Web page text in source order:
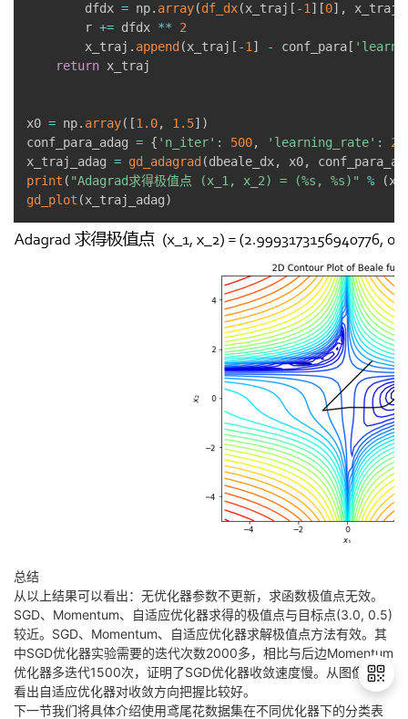
        dfdx
= np. array(df_dx(x_traj [ -1 ] [0] , x_traj
        r
+= dfdx **
2
        x_traj
. append (x_traj [ -1 ] - conf_para [
return x_traj
x0 = np. array( [1.0, 1.5] )
conf_para_adag = { 'n_iter' : 500, 'learning_rate' : 2
x_traj_adag = gd_adagrad (dbeale_dx, x0,
print ( "Adagrad求得极值点 (x_1, x_2) = (%s, %s)" % (
gd_plot (x_traj_adag)
总结
从以上结果可以看出：无优化器参数不更新，求函数极值点无效。
SGD、Momentum、自适应优化器求得的极值点与目标点(3.0, 0.5)
较近。SGD、Momentum、自适应优化器求解极值点方法有效。其
中SGD优化器实验需要的迭代次数2000多，相比与后边Momentum
优化器多迭代1500次，证明了SGD优化器收敛速度慢。从图像可以
看出自适应优化器对收敛方向把握比较好。
下一节我们将具体介绍使用鸢尾花数据集在不同优化器下的分类表